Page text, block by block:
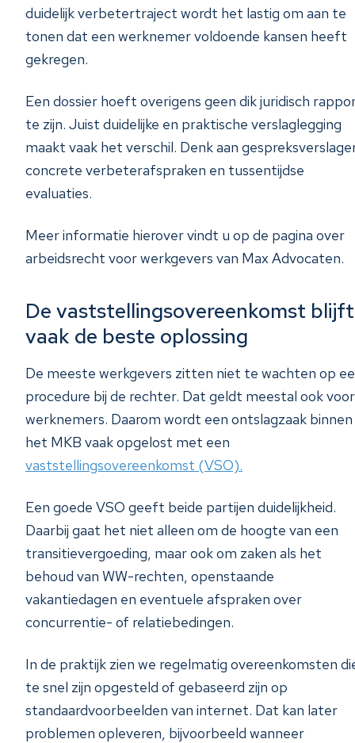
duidelijk verbetertraject wordt het lastig om aan te
tonen dat een werknemer voldoende kansen heeft
gekregen.
Een dossier hoeft overigens geen dik juridisch
te zijn. Juist duidelijke en praktische verslaglegging
maakt vaak het verschil. Denk aan
concrete verbeterafspraken en tussentijdse
evaluaties.
Meer informatie hierover vindt u op de pagina over
arbeidsrecht voor werkgevers van Max Advocaten.
De vaststellingsovereenkomst blijft
vaak de beste oplossing
De meeste werkgevers zitten niet te wachten op
procedure bij de rechter. Dat geldt meestal ook voor
werknemers. Daarom wordt een ontslagzaak binnen
het MKB vaak opgelost met een
vaststellingsovereenkomst (VSO).
Een goede VSO geeft beide partijen duidelijkheid.
Daarbij gaat het niet alleen om de hoogte van een
transitievergoeding, maar ook om zaken als het
behoud van WW-rechten, openstaande
vakantiedagen en eventuele afspraken over
concurrentie- of relatiebedingen.
In de praktijk zien we regelmatig overeenkomsten
te snel zijn opgesteld of gebaseerd zijn op
standaardvoorbeelden van internet. Dat kan later
problemen opleveren, bijvoorbeeld wanneer